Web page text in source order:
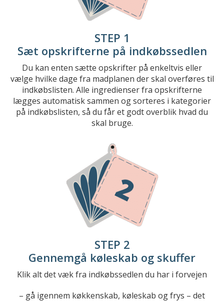
STEP 1
Sæt opskrifterne på indkøbssedlen
Du kan enten sætte opskrifter på enkeltvis eller
vælge hvilke dage fra madplanen der skal overføres til
indkøbslisten. Alle ingredienser fra opskrifterne
lægges automatisk sammen og sorteres i kategorier
på indkøbslisten, så du får et godt overblik hvad du
skal bruge.
STEP 2
Gennemgå køleskab og skuffer
Klik alt det væk fra indkøbssedlen du har i forvejen
– gå igennem køkkenskab, køleskab og frys – det